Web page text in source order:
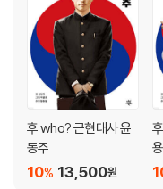
20 안중근이 이토 히로부미
21 봉오동전투와 청산리대
22 홍범도가 자유시참변을
23 독립운동가는 사회주의
24 이봉창 · 윤봉길이 테러
25 김원봉을 존경하면 빨갱
26 김일성이 독립운동가였다
27 대한민국 화폐에 독립운
후 who? 근현대사 윤
동주
13,500원
10%